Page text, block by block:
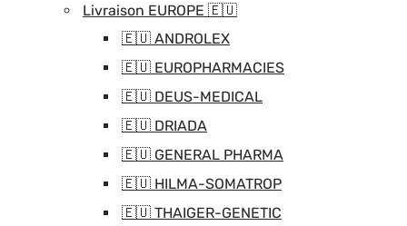
Livraison EUROPE 🇪🇺
🇪🇺 ANDROLEX
🇪🇺 EUROPHARMACIES
🇪🇺 DEUS-MEDICAL
🇪🇺 DRIADA
🇪🇺 GENERAL PHARMA
🇪🇺 HILMA-SOMATROP
🇪🇺 THAIGER-GENETIC